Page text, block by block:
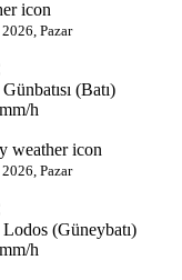
Pazar
Günbatısı (Batı)
h
Pazar
Lodos (Güneybatı)
h